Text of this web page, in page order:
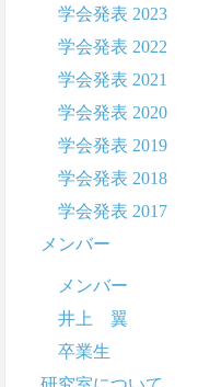
学会発表 2023
学会発表 2022
学会発表 2021
学会発表 2020
学会発表 2019
学会発表 2018
学会発表 2017
メンバー
メンバー
井上 翼
卒業生